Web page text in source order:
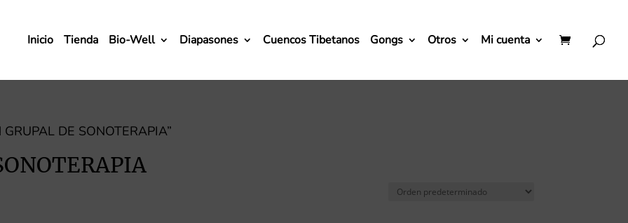
Inicio Tienda Bio-Well Diapasones Cuencos Tibetanos Gongs Otros Mi cuenta
DE SONOTERAPIA”